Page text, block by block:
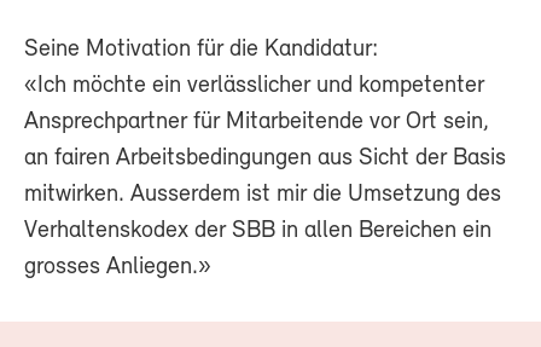
Seine Motivation für die Kandidatur:
«Ich möchte ein verlässlicher und kompetenter
Ansprechpartner für Mitarbeitende vor Ort sein,
an fairen Arbeitsbedingungen aus Sicht der Basis
mitwirken. Ausserdem ist mir die Umsetzung des
Verhaltenskodex der SBB in allen Bereichen ein
grosses Anliegen.»